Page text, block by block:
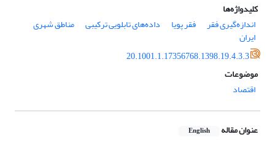
کلیدواژه‌ها
اندازه‌گیری فقر
فقر پویا داده‌های تابلویی ترکیبی مناطق شهری
ایران
20.1001.1.17356768.1398.19.4.3.3
موضوعات
اقتصاد
عنوان مقاله English